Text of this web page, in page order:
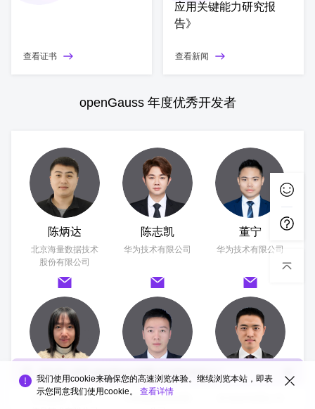
查看证书
应用关键能力研究报
告》
查看新闻
openGauss 年度优秀开发者
陈炳达
北京海量数据技术
股份有限公司
陈志凯
华为技术有限公司
董宁
华为技术有限公司
郭欢
云和恩墨（北京）
郭维彪
中软国际科技有限
郭委
您向他人推荐 openGauss社区 的可能性有多大？
我们使用cookie来确保您的高速浏览体验。继续浏览本站，即表
示您同意我们使用cookie。 查看详情